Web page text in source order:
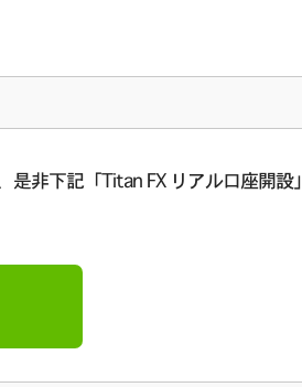
非下記「Titan FX リアル口座開設」